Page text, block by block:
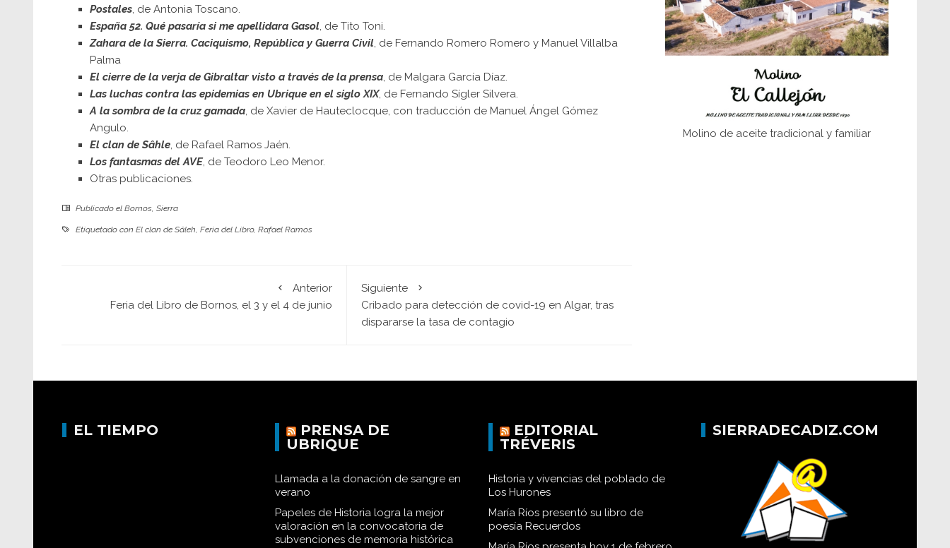
Postales, de Antonia Toscano.
España 52. Qué pasaría si me apellidara Gasol, de Tito Toni.
Zahara de la Sierra. Caciquismo, República y Guerra Civil, de Fernando Romero Romero y Manuel Villalba
Palma
El cierre de la verja de Gibraltar visto a través de la prensa, de Malgara García Díaz.
Las luchas contra las epidemias en Ubrique en el siglo XIX, de Fernando Sígler Silvera.
A la sombra de la cruz gamada, de Xavier de Hauteclocque, con traducción de Manuel Ángel Gómez
Angulo.
El clan de Sâhle, de Rafael Ramos Jaén.
Los fantasmas del AVE, de Teodoro Leo Menor.
Otras publicaciones.
Publicado el Bornos, Sierra
Etiquetado con El clan de Sâleh, Feria del Libro, Rafael Ramos
Anterior
Feria del Libro de Bornos, el 3 y el 4 de junio
Siguiente
Cribado para detección de covid-19 en Algar, tras
dispararse la tasa de contagio
Juntar las letras. La alfabetización en el
campo: del afán de saber a la
autogestión
Historia y vivencias del poblado de Los
Molino de aceite tradicional y familiar
EL TIEMPO
PRENSA DE
UBRIQUE
Llamada a la donación de sangre en
verano
Papeles de Historia logra la mejor
valoración en la convocatoria de
subvenciones de memoria histórica
EDITORIAL
TRÉVERIS
Historia y vivencias del poblado de
Los Hurones
María Ríos presentó su libro de
poesía Recuerdos
SIERRADECADIZ.COM